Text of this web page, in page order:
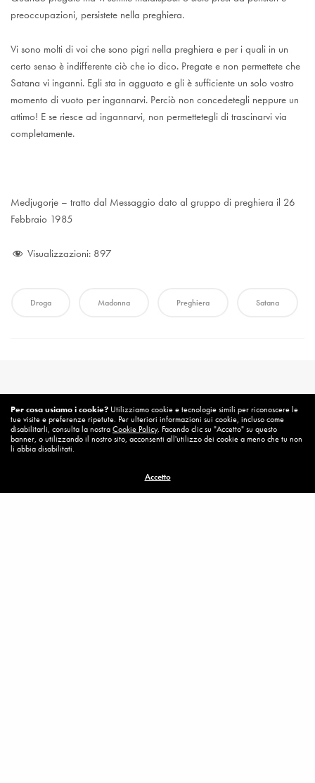
preoccupazioni, persistete nella preghiera.
Vi sono molti di voi che sono pigri nella preghiera e per i quali in un
certo senso è indifferente ciò che io dico. Pregate e non permettete che
Satana vi inganni. Egli sta in agguato e gli è sufficiente un solo vostro
momento di vuoto per ingannarvi. Perciò non concedetegli neppure un
attimo! E se riesce ad ingannarvi, non permettetegli di trascinarvi via
completamente.
Medjugorje – tratto dal Messaggio dato al gruppo di preghiera il 26
Febbraio 1985
Visualizzazioni: 897
Droga Madonna Preghiera Satana
Per cosa usiamo i cookie? Utilizziamo cookie e tecnologie simili per riconoscere le
tue visite e preferenze ripetute. Per ulteriori informazioni sui cookie, incluso come
disabilitarli, consulta la nostraCookie Policy. Facendo clic su "Accetto" su questo
banner, o utilizzando il nostro sito, acconsenti all'utilizzo dei cookie a meno che tu non
li abbia disabilitati.
Accetto